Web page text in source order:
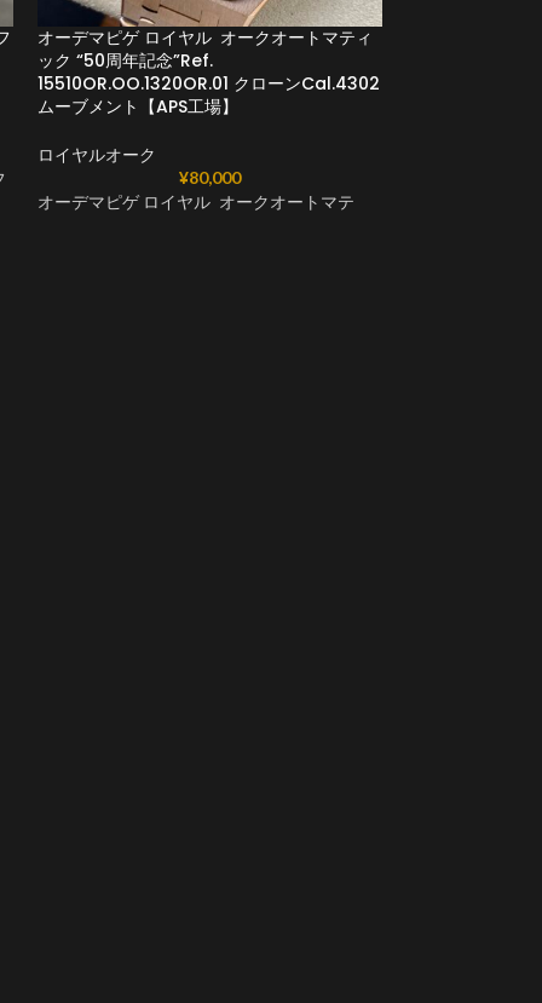
オーデマピゲ ロイヤル オークオートマティ
ック “50周年記念”Ref.
15510OR.OO.1320OR.01 クローンCal.4302
ムーブメント【APS工場】
ロイヤルオーク
¥80,000
オーデマピゲ ロイヤル オークオートマテ